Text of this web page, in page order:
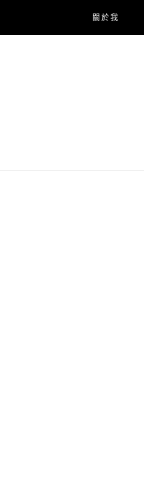
關於我